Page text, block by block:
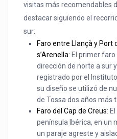
visitas más recomendables
destacar siguiendo el
sur:
Faro entre Llançà y Port
s’Arenella: El primer
dirección de norte a sur
registrado por el
su diseño se utilizó de
de Tossa dos años más
Faro del Cap de Creus:
península Ibérica, en un
un paraje agreste y